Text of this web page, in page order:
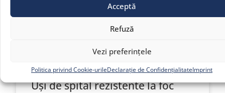
Acceptă
Refuză
Vezi preferințele
Politica privind Cookie-urileDeclarație de ConfidențialitateImprint
Uși de spital rezistente la foc